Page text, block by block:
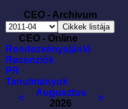
CEO - Archivum
CEO - Online
Rendezvényajánló
Recenziók
PR
Tanulmányok
<
Augusztus
2026
>